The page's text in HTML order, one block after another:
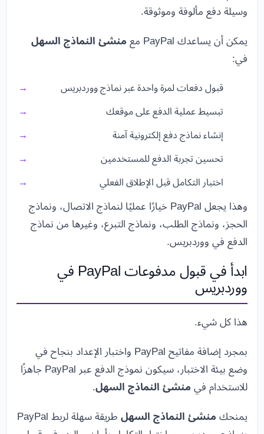
وسيلة دفع مألوفة وموثوقة.
يمكن أن يساعدك PayPal مع
منشئ النماذج السهل
في:
قبول دفعات لمرة واحدة عبر نماذج ووردبريس
تبسيط عملية الدفع على موقعك
إنشاء نماذج دفع إلكترونية آمنة
تحسين تجربة الدفع للمستخدمين
اختبار التكامل قبل الإطلاق الفعلي
وهذا يجعل PayPal خيارًا عمليًا لنماذج الاتصال، ونماذج
الحجز، ونماذج الطلب، ونماذج التبرع، وغيرها من نماذج
الدفع في ووردبريس.
ابدأ في قبول مدفوعات PayPal في
ووردبريس
هذا كل شيء.
بمجرد إضافة مفاتيح PayPal واختبار الإعداد بنجاح في
وضع بيئة الاختبار، سيكون نموذج الدفع عبر PayPal جاهزًا
للاستخدام في منشئ النماذج السهل.
يمنحك منشئ النماذج السهل
طريقة سهلة لربط PayPal